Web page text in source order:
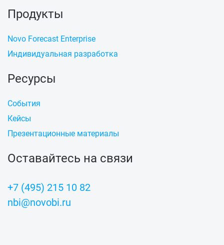
Продукты
Novo Forecast Enterprise
Индивидуальная разработка
Ресурсы
События
Кейсы
Презентационные материалы
Оставайтесь на связи
+7 (495) 215 10 82
nbi@novobi.ru